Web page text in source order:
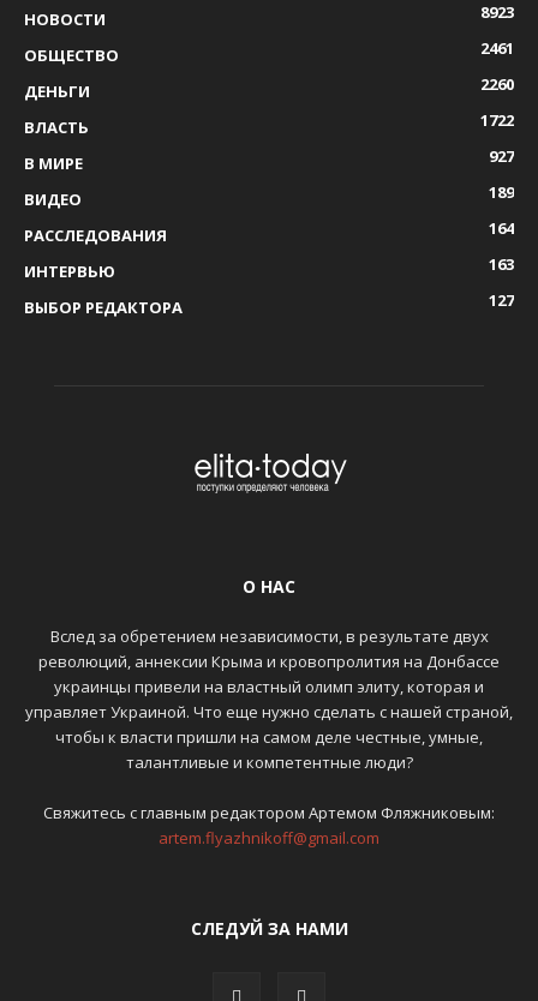
НОВОСТИ
8923
ОБЩЕСТВО
2461
ДЕНЬГИ
2260
ВЛАСТЬ
1722
В МИРЕ
927
ВИДЕО
189
РАССЛЕДОВАНИЯ
164
ИНТЕРВЬЮ
163
ВЫБОР РЕДАКТОРА
127
О НАС
Вслед за обретением независимости, в результате двух
революций, аннексии Крыма и кровопролития на Донбассе
украинцы привели на властный олимп элиту, которая и
управляет Украиной. Что еще нужно сделать с нашей страной,
чтобы к власти пришли на самом деле честные, умные,
талантливые и компетентные люди?
Свяжитесь с главным редактором Артемом Фляжниковым:
artem.flyazhnikoff@gmail.com
СЛЕДУЙ ЗА НАМИ